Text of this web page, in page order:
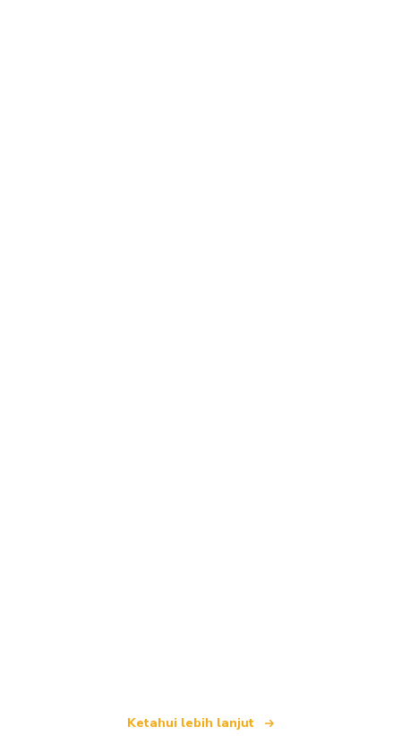
Ketahui lebih lanjut